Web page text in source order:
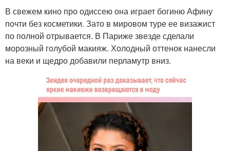
В свежем кино про одиссею она играет богиню Афину
почти без косметики. Зато в мировом туре ее визажист
по полной отрывается. В Париже звезде сделали
морозный голубой макияж. Холодный оттенок нанесли
на веки и щедро добавили перламутр вниз.